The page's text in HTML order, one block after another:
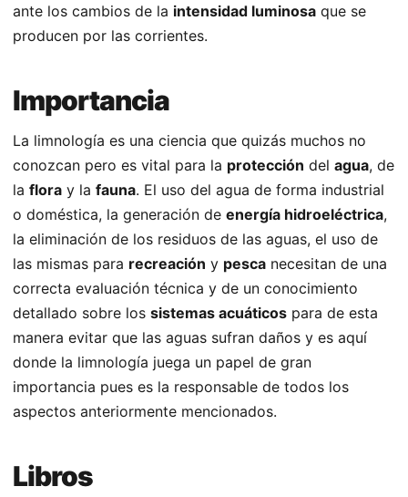
ante los cambios de la intensidad luminosa que se
producen por las corrientes.
Importancia
La limnología es una ciencia que quizás muchos no
conozcan pero es vital para la protección del agua, de
la flora y la fauna. El uso del agua de forma industrial
o doméstica, la generación de energía hidroeléctrica,
la eliminación de los residuos de las aguas, el uso de
las mismas para recreación y pesca necesitan de una
correcta evaluación técnica y de un conocimiento
detallado sobre los sistemas acuáticos para de esta
manera evitar que las aguas sufran daños y es aquí
donde la limnología juega un papel de gran
importancia pues es la responsable de todos los
aspectos anteriormente mencionados.
Libros